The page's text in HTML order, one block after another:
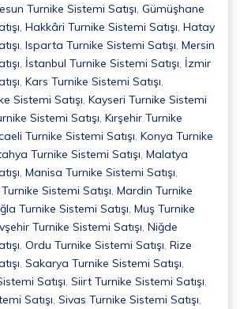
Turnike Sistemi Satışı, Gümüşhane
, Hakkâri Turnike Sistemi Satışı, Hatay
, Isparta Turnike Sistemi Satışı, Mersin
, İstanbul Turnike Sistemi Satışı, İzmir
, Kars Turnike Sistemi Satışı,
Sistemi Satışı, Kayseri Turnike Sistemi
Sistemi Satışı, Kırşehir Turnike
Turnike Sistemi Satışı, Konya Turnike
Turnike Sistemi Satışı, Malatya
, Manisa Turnike Sistemi Satışı,
Sistemi Satışı, Mardin Turnike
Turnike Sistemi Satışı, Muş Turnike
Turnike Sistemi Satışı, Niğde
, Ordu Turnike Sistemi Satışı, Rize
, Sakarya Turnike Sistemi Satışı,
Satışı, Siirt Turnike Sistemi Satışı,
Satışı, Sivas Turnike Sistemi Satışı,